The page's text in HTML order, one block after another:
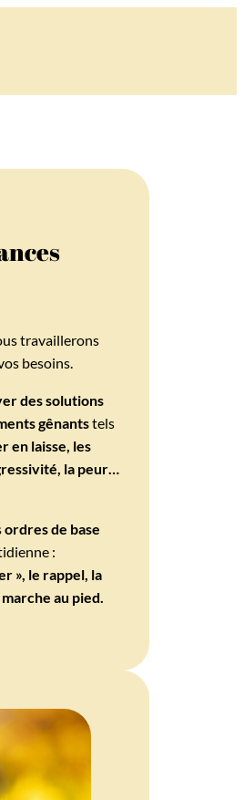
travaillerons
besoins.
des solutions
gênantstels
en laisse, les
la peur…
ordres de base
:
», le rappel, la
au pied.